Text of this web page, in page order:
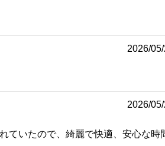
2026/
2026/
ていたので、綺麗で快適、安心な時